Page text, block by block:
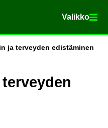
Va­lik­ko
Va­lik­ko
ja ter­vey­den edis­tä­mi­nen